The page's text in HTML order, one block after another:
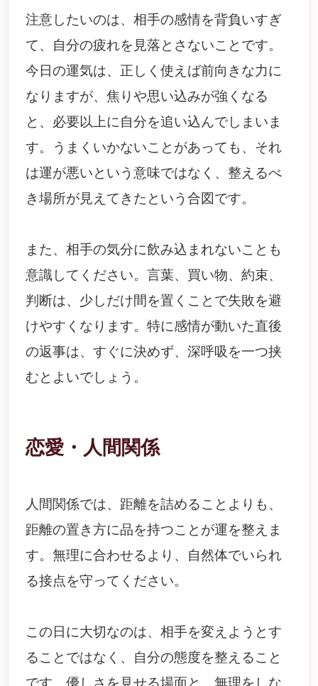
注意したいのは、相手の感情を背負いすぎ
て、自分の疲れを見落とさないことです。
今日の運気は、正しく使えば前向きな力に
なりますが、焦りや思い込みが強くなる
と、必要以上に自分を追い込んでしまいま
す。うまくいかないことがあっても、それ
は運が悪いという意味ではなく、整えるべ
き場所が見えてきたという合図です。
また、相手の気分に飲み込まれないことも
意識してください。言葉、買い物、約束、
判断は、少しだけ間を置くことで失敗を避
けやすくなります。特に感情が動いた直後
の返事は、すぐに決めず、深呼吸を一つ挟
むとよいでしょう。
恋愛・人間関係
人間関係では、距離を詰めることよりも、
距離の置き方に品を持つことが運を整えま
す。無理に合わせるより、自然体でいられ
る接点を守ってください。
この日に大切なのは、相手を変えようとす
ることではなく、自分の態度を整えること
です。優しさを見せる場面と、無理をしな